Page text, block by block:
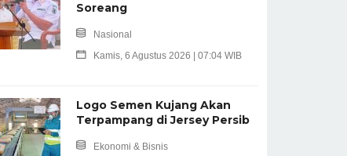
Soreang
Nasional
Kamis, 6 Agustus 2026 | 07:04 WIB
Logo Semen Kujang Akan
Terpampang di Jersey Persib
Ekonomi & Bisnis